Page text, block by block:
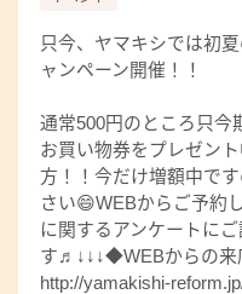
只今、ヤマキシでは初
ャンペーン開催！！
通常500円のところ只今
お買い物券をプレゼン
方！！今だけ増額中で
さい😄WEBからご予約
に関するアンケートに
す♬↓↓↓◆WEBからの来
http://yamakishi-